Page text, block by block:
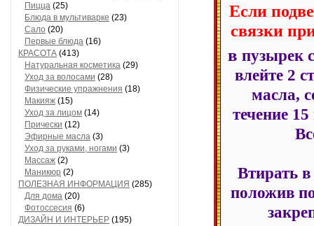
Пицца (25)
Блюда в мультиварке (23)
Сало (20)
Первые блюда (16)
КРАСОТА (413)
Натуральная косметика (29)
Уход за волосами (28)
Физические упражнения (18)
Макияж (15)
Уход за лицом (14)
Прически (12)
Эфирные масла (3)
Уход за руками, ногами (3)
Массаж (2)
Маникюр (2)
ПОЛЕЗНАЯ ИНФОРМАЦИЯ (285)
Для дома (20)
Фотоссесия (6)
ДИЗАЙН И ИНТЕРЬЕР (195)
Если
связки
в пузырек
влейте 2
масла,
течение
Втирать в
положив